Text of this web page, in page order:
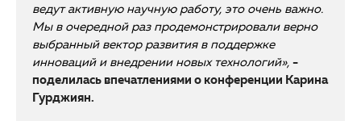
ведут активную научную работу, это очень важно.
Мы в очередной раз продемонстрировали верно
выбранный вектор развития в поддержке
инноваций и внедрении новых технологий», -
поделилась впечатлениями о конференции Карина
Гурджиян.